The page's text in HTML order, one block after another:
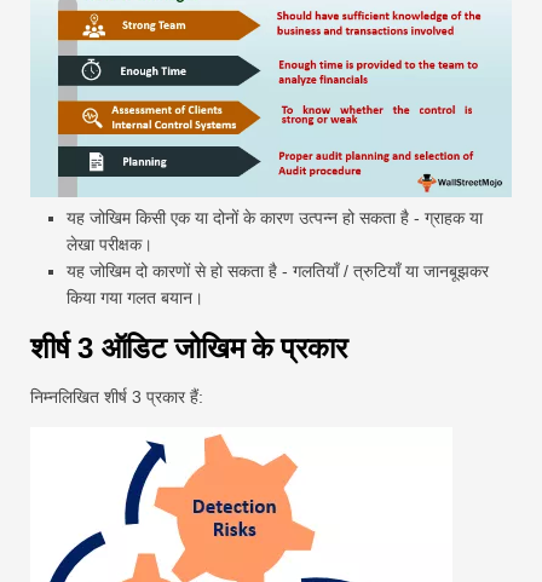
यह जोखिम किसी एक या दोनों के कारण उत्पन्न हो सकता है - ग्राहक या
लेखा परीक्षक।
यह जोखिम दो कारणों से हो सकता है - गलतियाँ / त्रुटियाँ या जानबूझकर
किया गया गलत बयान।
शीर्ष 3 ऑडिट जोखिम के प्रकार
निम्नलिखित शीर्ष 3 प्रकार हैं: